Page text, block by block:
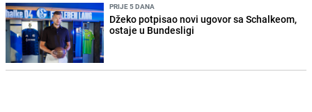
PRIJE 5 DANA
Džeko potpisao novi ugovor sa Schalkeom,
ostaje u Bundesligi